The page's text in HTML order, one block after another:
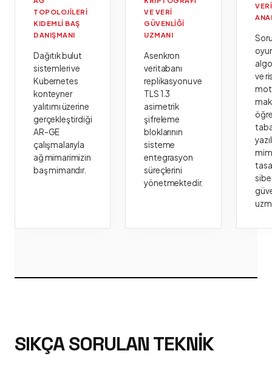
TOPOLOJILERI
KIDEMLI BAŞ
DANIŞMANI
Dağıtık bulut
sistemleri ve
Kubernetes
konteyner
yalıtımı üzerine
gerçekleştirdiği
AR-GE
çalışmalarıyla
ağ mimarimizin
baş mimarıdır.
VE VERI
GÜVENLIĞI
UZMANI
Asenkron
veritabanı
replikasyonu ve
TLS 1.3
asimetrik
şifreleme
bloklarının
sisteme
entegrasyon
süreçlerini
yönetmektedir.
VERI
ve
SIKÇA SORULAN TEKNIK